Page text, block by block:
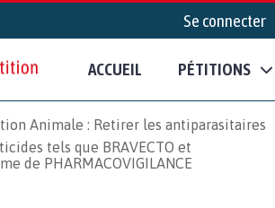
Se connecter
ACCUEIL PÉTITIONS
Animale : Retirer les antiparasitaires
tels que BRAVECTO et
de PHARMACOVIGILANCE